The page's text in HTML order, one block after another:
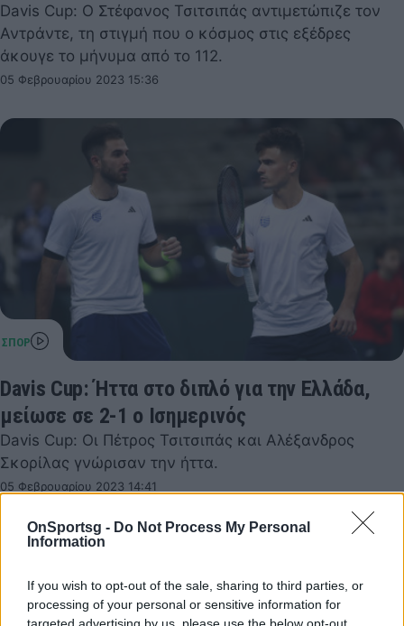
OnSportsg - Do Not Process My Personal
Information
If you wish to opt-out of the sale, sharing to third parties, or
processing of your personal or sensitive information for
Davis Cup: Ο Στέφανος Τσιτσιπάς αντιμετώπιζε τον
Αντράντε, τη στιγμή που ο κόσμος στις εξέδρες
άκουγε το μήνυμα από το 112.
05 Φεβρουαρίου 2023 15:36
Davis Cup: Ήττα στο διπλό για την Ελλάδα,
μείωσε σε 2-1 ο Ισημερινός
Davis Cup: Οι Πέτρος Τσιτσιπάς και Αλέξανδρος
Σκορίλας γνώρισαν την ήττα.
05 Φεβρουαρίου 2023 14:41